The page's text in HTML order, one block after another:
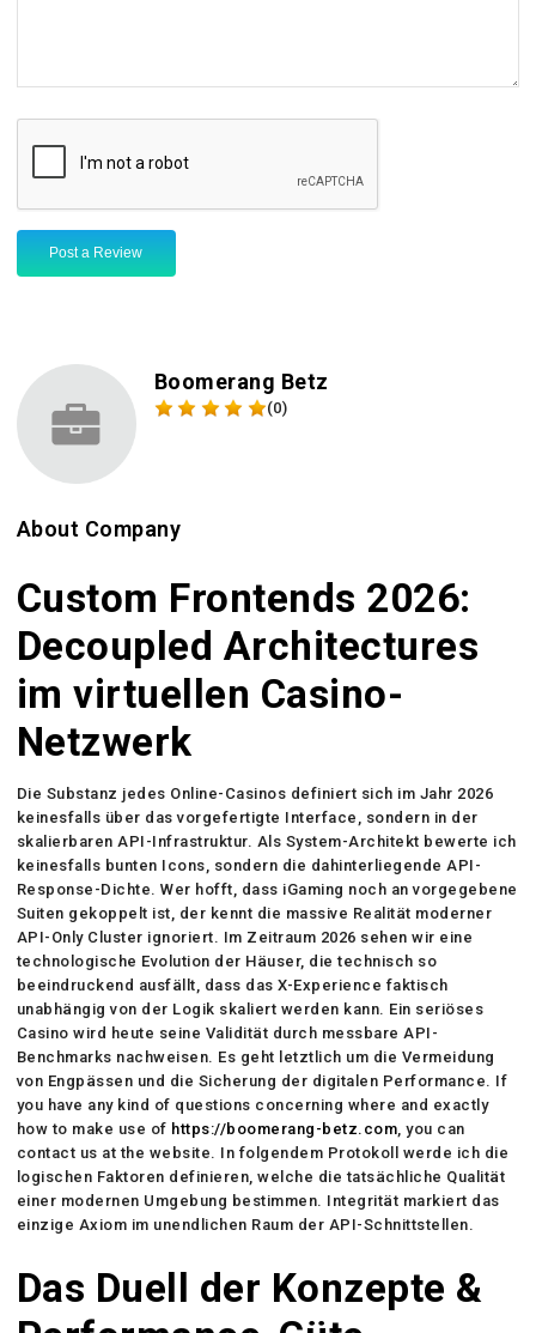
Post a Review
Boomerang Betz
(0)
About Company
Custom Frontends 2026:
Decoupled Architectures
im virtuellen Casino-
Netzwerk
Die Substanz jedes Online-Casinos definiert sich im Jahr 2026
keinesfalls über das vorgefertigte Interface, sondern in der
skalierbaren API-Infrastruktur. Als System-Architekt bewerte ich
keinesfalls bunten Icons, sondern die dahinterliegende API-
Response-Dichte. Wer hofft, dass iGaming noch an vorgegebene
Suiten gekoppelt ist, der kennt die massive Realität moderner
API-Only Cluster ignoriert. Im Zeitraum 2026 sehen wir eine
technologische Evolution der Häuser, die technisch so
beeindruckend ausfällt, dass das X-Experience faktisch
unabhängig von der Logik skaliert werden kann. Ein seriöses
Casino wird heute seine Validität durch messbare API-
Benchmarks nachweisen. Es geht letztlich um die Vermeidung
von Engpässen und die Sicherung der digitalen Performance. If
you have any kind of questions concerning where and exactly
how to make use of https://boomerang-betz.com , you can
contact us at the website. In folgendem Protokoll werde ich die
logischen Faktoren definieren, welche die tatsächliche Qualität
einer modernen Umgebung bestimmen. Integrität markiert das
einzige Axiom im unendlichen Raum der API-Schnittstellen.
Das Duell der Konzepte &